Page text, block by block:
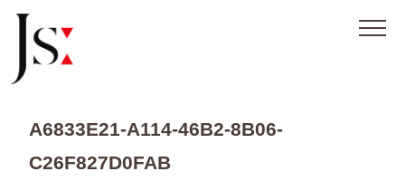
A6833E21-A114-46B2-8B06-
C26F827D0FAB